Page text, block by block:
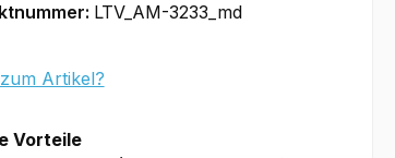
LTV_AM-3233_md
Artikel?
Vorteile